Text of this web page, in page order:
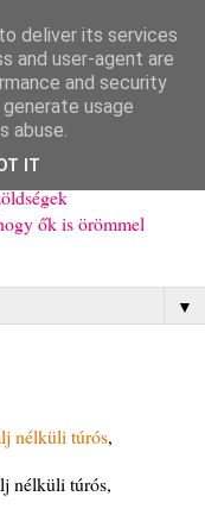
ételeket
papírfecniket folyton
régen, csak ez nem
ők is örömmel
▼
nélküli túrós,
nélküli túrós,
deliver its services
and user-agent are
and security
usage
abuse.
IT